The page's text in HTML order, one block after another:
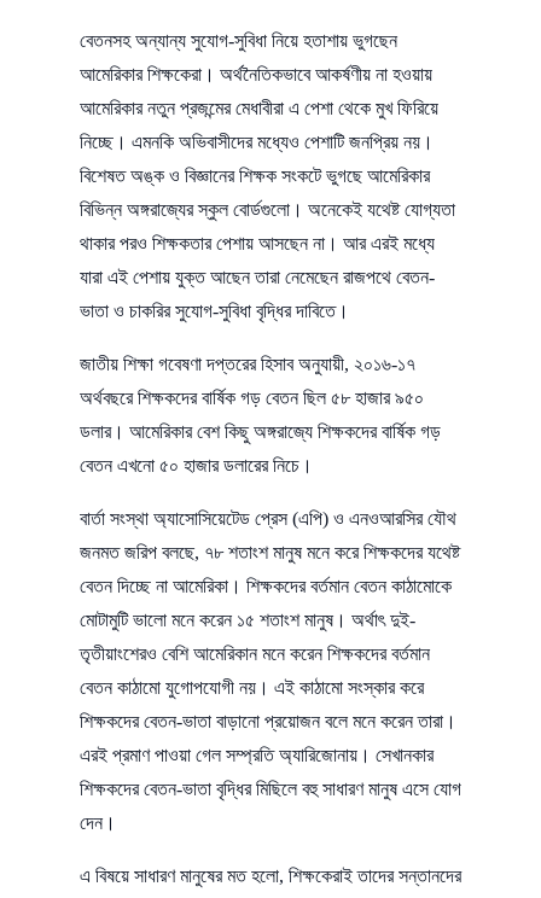
বেতনসহ অন্যান্য সুযোগ-সুবিধা নিয়ে হতাশায় ভুগছেন
আমেরিকার শিক্ষকেরা। অর্থনৈতিকভাবে আকর্ষণীয় না হওয়ায়
আমেরিকার নতুন প্রজন্মের মেধাবীরা এ পেশা থেকে মুখ ফিরিয়ে
নিচ্ছে। এমনকি অভিবাসীদের মধ্যেও পেশাটি জনপ্রিয় নয়।
বিশেষত অঙ্ক ও বিজ্ঞানের শিক্ষক সংকটে ভুগছে আমেরিকার
বিভিন্ন অঙ্গরাজ্যের স্কুল বোর্ডগুলো। অনেকেই যথেষ্ট যোগ্যতা
থাকার পরও শিক্ষকতার পেশায় আসছেন না। আর এরই মধ্যে
যারা এই পেশায় যুক্ত আছেন তারা নেমেছেন রাজপথে বেতন-
ভাতা ও চাকরির সুযোগ-সুবিধা বৃদ্ধির দাবিতে।
জাতীয় শিক্ষা গবেষণা দপ্তরের হিসাব অনুযায়ী, ২০১৬-১৭
অর্থবছরে শিক্ষকদের বার্ষিক গড় বেতন ছিল ৫৮ হাজার ৯৫০
ডলার। আমেরিকার বেশ কিছু অঙ্গরাজ্যে শিক্ষকদের বার্ষিক গড়
বেতন এখনো ৫০ হাজার ডলারের নিচে।
বার্তা সংস্থা অ্যাসোসিয়েটেড প্রেস (এপি) ও এনওআরসির যৌথ
জনমত জরিপ বলছে, ৭৮ শতাংশ মানুষ মনে করে শিক্ষকদের যথেষ্ট
বেতন দিচ্ছে না আমেরিকা। শিক্ষকদের বর্তমান বেতন কাঠামোকে
মোটামুটি ভালো মনে করেন ১৫ শতাংশ মানুষ। অর্থাৎ দুই-
তৃতীয়াংশেরও বেশি আমেরিকান মনে করেন শিক্ষকদের বর্তমান
বেতন কাঠামো যুগোপযোগী নয়। এই কাঠামো সংস্কার করে
শিক্ষকদের বেতন-ভাতা বাড়ানো প্রয়োজন বলে মনে করেন তারা।
এরই প্রমাণ পাওয়া গেল সম্প্রতি অ্যারিজোনায়। সেখানকার
শিক্ষকদের বেতন-ভাতা বৃদ্ধির মিছিলে বহু সাধারণ মানুষ এসে যোগ
দেন।
এ বিষয়ে সাধারণ মানুষের মত হলো, শিক্ষকেরাই তাদের সন্তানদের